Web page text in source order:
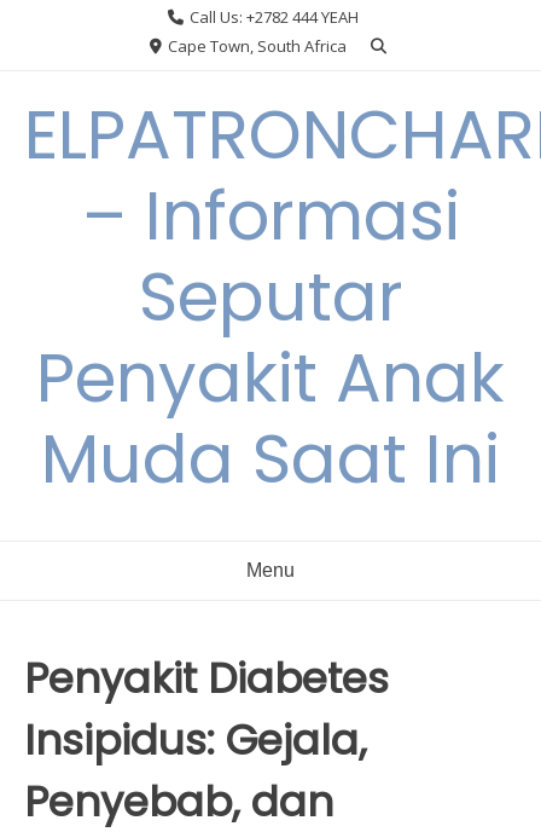
Call Us: +2782 444 YEAH
Cape Town, South Africa
– Informasi
Seputar
Penyakit Anak
Muda Saat Ini
Menu
Penyakit Diabetes
Insipidus: Gejala,
Penyebab, dan